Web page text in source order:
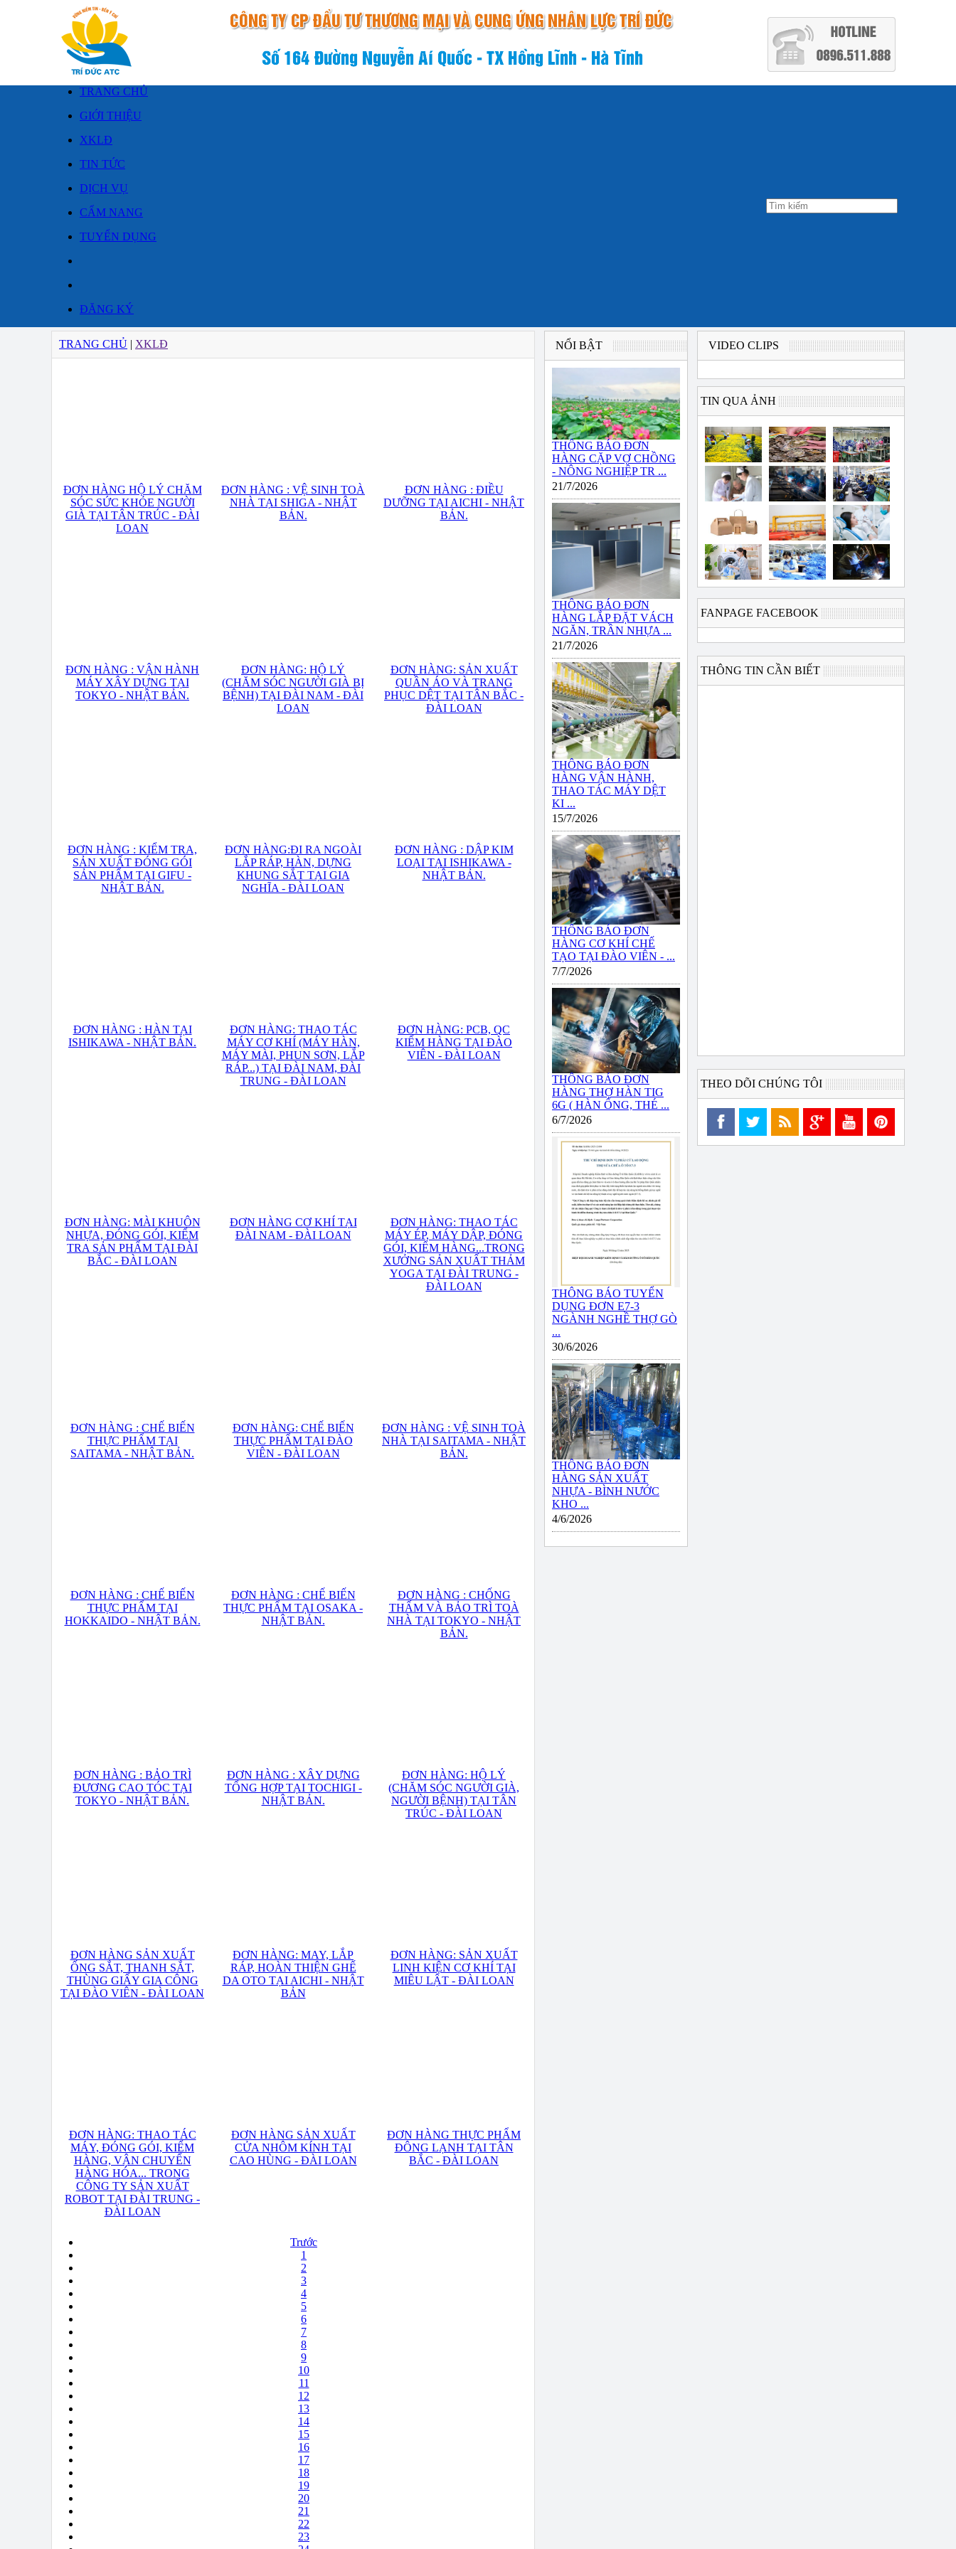
TRANG CHỦ
GIỚI THIỆU
XKLĐ
TIN TỨC
DỊCH VỤ
CẨM NANG
TUYỂN DỤNG
ĐĂNG KÝ
TRANG CHỦ | XKLĐ
ĐƠN HÀNG HỘ LÝ CHĂM
SÓC SỨC KHỎE NGƯỜI
GIÀ TẠI TÂN TRÚC - ĐÀI
LOAN
ĐƠN HÀNG : VỆ SINH TOÀ
NHÀ TẠI SHIGA - NHẬT
BẢN.
ĐƠN HÀNG : ĐIỀU
DƯỠNG TẠI AICHI - NHẬT
BẢN.
ĐƠN HÀNG : VẬN HÀNH
MÁY XÂY DỰNG TẠI
TOKYO - NHẬT BẢN.
ĐƠN HÀNG: HỘ LÝ
(CHĂM SÓC NGƯỜI GIÀ BỊ
BỆNH) TẠI ĐÀI NAM - ĐÀI
LOAN
ĐƠN HÀNG: SẢN XUẤT
QUẦN ÁO VÀ TRANG
PHỤC DỆT TẠI TÂN BẮC -
ĐÀI LOAN
ĐƠN HÀNG : KIỂM TRA,
SẢN XUẤT ĐÓNG GÓI
SẢN PHẨM TẠI GIFU -
NHẬT BẢN.
ĐƠN HÀNG:ĐI RA NGOÀI
LẮP RÁP, HÀN, DỰNG
KHUNG SẮT TẠI GIA
NGHĨA - ĐÀI LOAN
ĐƠN HÀNG : DẬP KIM
LOẠI TẠI ISHIKAWA -
NHẬT BẢN.
ĐƠN HÀNG : HÀN TẠI
ISHIKAWA - NHẬT BẢN.
ĐƠN HÀNG: THAO TÁC
MÁY CƠ KHÍ (MÁY HÀN,
MÁY MÀI, PHUN SƠN, LẮP
RÁP...) TẠI ĐÀI NAM, ĐÀI
TRUNG - ĐÀI LOAN
ĐƠN HÀNG: PCB, QC
KIỂM HÀNG TẠI ĐÀO
VIÊN - ĐÀI LOAN
ĐƠN HÀNG: MÀI KHUÔN
NHỰA, ĐÓNG GÓI, KIỂM
TRA SẢN PHẨM TẠI ĐÀI
BẮC - ĐÀI LOAN
ĐƠN HÀNG CƠ KHÍ TẠI
ĐÀI NAM - ĐÀI LOAN
ĐƠN HÀNG: THAO TÁC
MÁY ÉP, MÁY DẬP, ĐÓNG
GÓI, KIỂM HÀNG...TRONG
XƯỞNG SẢN XUẤT THẢM
YOGA TẠI ĐÀI TRUNG -
ĐÀI LOAN
ĐƠN HÀNG : CHẾ BIẾN
THỰC PHẨM TẠI
SAITAMA - NHẬT BẢN.
ĐƠN HÀNG: CHẾ BIẾN
THỰC PHẨM TẠI ĐÀO
VIÊN - ĐÀI LOAN
ĐƠN HÀNG : VỆ SINH TOÀ
NHÀ TẠI SAITAMA - NHẬT
BẢN.
ĐƠN HÀNG : CHẾ BIẾN
THỰC PHẨM TẠI
HOKKAIDO - NHẬT BẢN.
ĐƠN HÀNG : CHẾ BIẾN
THỰC PHẨM TẠI OSAKA -
NHẬT BẢN.
ĐƠN HÀNG : CHỐNG
THẤM VÀ BẢO TRÌ TOÀ
NHÀ TẠI TOKYO - NHẬT
BẢN.
ĐƠN HÀNG : BẢO TRÌ
ĐƯƠNG CAO TÓC TẠI
TOKYO - NHẬT BẢN.
ĐƠN HÀNG : XÂY DỰNG
TỔNG HỢP TẠI TOCHIGI -
NHẬT BẢN.
ĐƠN HÀNG: HỘ LÝ
(CHĂM SÓC NGƯỜI GIÀ,
NGƯỜI BỆNH) TẠI TÂN
TRÚC - ĐÀI LOAN
ĐƠN HÀNG SẢN XUẤT
ỐNG SẮT, THANH SẮT,
THÙNG GIẤY GIA CÔNG
TẠI ĐÀO VIÊN - ĐÀI LOAN
ĐƠN HÀNG: MAY, LẮP
RÁP, HOÀN THIỆN GHẾ
DA OTO TẠI AICHI - NHẬT
BẢN
ĐƠN HÀNG: SẢN XUẤT
LINH KIỆN CƠ KHÍ TẠI
MIÊU LẬT - ĐÀI LOAN
ĐƠN HÀNG: THAO TÁC
MÁY, ĐÓNG GÓI, KIỂM
HÀNG, VẬN CHUYỂN
HÀNG HÓA... TRONG
CÔNG TY SẢN XUẤT
ROBOT TẠI ĐÀI TRUNG -
ĐÀI LOAN
ĐƠN HÀNG SẢN XUẤT
CỬA NHÔM KÍNH TẠI
CAO HÙNG - ĐÀI LOAN
ĐƠN HÀNG THỰC PHẨM
ĐÔNG LẠNH TẠI TÂN
BẮC - ĐÀI LOAN
Trước
1
2
3
4
5
6
7
8
9
10
11
12
13
14
15
16
17
18
19
20
21
22
23
NỔI BẬT
THÔNG BÁO ĐƠN
HÀNG CẶP VỢ CHỒNG
- NÔNG NGHIỆP TR ...
21/7/2026
THÔNG BÁO ĐƠN
HÀNG LẮP ĐẶT VÁCH
NGĂN, TRẦN NHỰA ...
21/7/2026
THÔNG BÁO ĐƠN
HÀNG VẬN HÀNH,
THAO TÁC MÁY DỆT
KI ...
15/7/2026
THÔNG BÁO ĐƠN
HÀNG CƠ KHÍ CHẾ
TẠO TẠI ĐÀO VIÊN - ...
7/7/2026
THÔNG BÁO ĐƠN
HÀNG THỢ HÀN TIG
6G ( HÀN ỐNG, THÉ ...
6/7/2026
THÔNG BÁO TUYỂN
DỤNG ĐƠN E7-3
NGÀNH NGHỀ THỢ GÒ
...
30/6/2026
THÔNG BÁO ĐƠN
HÀNG SẢN XUẤT
NHỰA - BÌNH NƯỚC
KHO ...
4/6/2026
VIDEO CLIPS
TIN QUA ẢNH
FANPAGE FACEBOOK
THÔNG TIN CẦN BIẾT
THEO DÕI CHÚNG TÔI